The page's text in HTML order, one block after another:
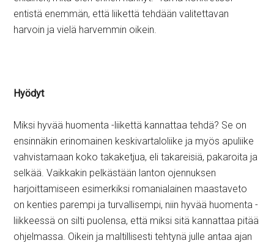
entistä enemmän, että liikettä tehdään valitettavan
harvoin ja vielä harvemmin oikein.
Hyödyt
Miksi hyvää huomenta -liikettä kannattaa tehdä? Se on
ensinnäkin erinomainen keskivartaloliike ja myös apuliike
vahvistamaan koko takaketjua, eli takareisiä, pakaroita ja
selkää. Vaikkakin pelkästään lanton ojennuksen
harjoittamiseen esimerkiksi romanialainen maastaveto
on kenties parempi ja turvallisempi, niin hyvää huomenta -
liikkeessä on silti puolensa, että miksi sitä kannattaa pitää
ohjelmassa. Oikein ja maltillisesti tehtynä julle antaa ajan